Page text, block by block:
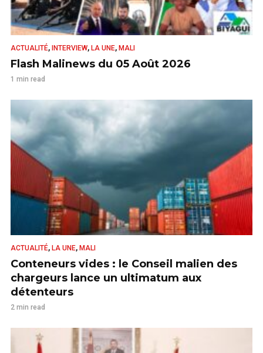
ACTUALITÉ, INTERVIEW, LA UNE, MALI
Flash Malinews du 05 Août 2026
1 min read
ACTUALITÉ, LA UNE, MALI
Conteneurs vides : le Conseil malien des
chargeurs lance un ultimatum aux
détenteurs
2 min read